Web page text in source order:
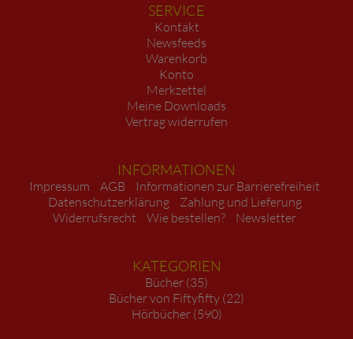
SERVICE
Kontakt
Newsfeeds
Warenkorb
Konto
Merkzettel
Meine Downloads
Vertrag widerrufen
INFORMATIONEN
Impressum AGB
Informationen zur Barrierefreiheit
Datenschutzerklärung
Zahlung und Lieferung
Widerrufsrecht
Wie bestellen? Newsletter
KATEGORIEN
Bücher (35)
Bücher von Fiftyfifty (22)
Hörbücher (590)